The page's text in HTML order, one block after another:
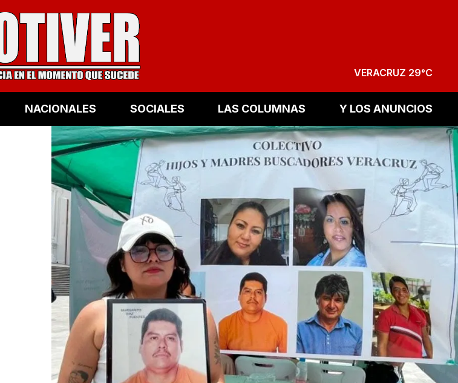
VERACRUZ 29°C
NACIONALES SOCIALES LAS COLUMNAS Y LOS ANUNCIOS